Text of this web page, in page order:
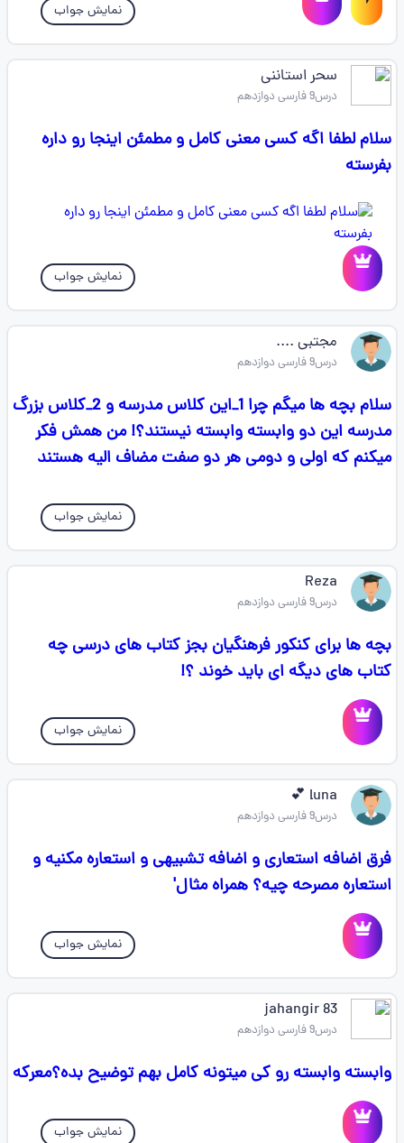
نمایش جواب
سحر استاننی
درس9 فارسی دوازدهم
سلام لطفا اگه کسی معنی کامل و مطمئن اینجا رو داره
بفرسته
نمایش جواب
مجتبی ....
درس9 فارسی دوازدهم
سلام بچه ها میگم چرا 1_این کلاس مدرسه و 2_کلاس بزرگ
مدرسه این دو وابسته وابسته نیستند؟! من همش فکر
میکنم که اولی و دومی هر دو صفت مضاف الیه هستند
نمایش جواب
Reza
درس9 فارسی دوازدهم
بچه ها برای کنکور فرهنگیان بجز کتاب های درسی چه
کتاب های دیگه ای باید خوند ؟!
نمایش جواب
luna 💕
درس9 فارسی دوازدهم
فرق اضافه استعاری و اضافه تشبیهی و استعاره مکنیه و
استعاره مصرحه چیه؟ همراه مثال'
نمایش جواب
jahangir 83
درس9 فارسی دوازدهم
وابسته وابسته رو کی میتونه کامل بهم توضیح بده؟معرکه
نمایش جواب